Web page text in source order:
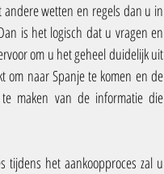
wetten en regels dan u in
is het logisch dat u vragen en
om u het geheel duidelijk uit
om naar Spanje te komen en de
maken van de informatie die
tijdens het aankoopproces zal u